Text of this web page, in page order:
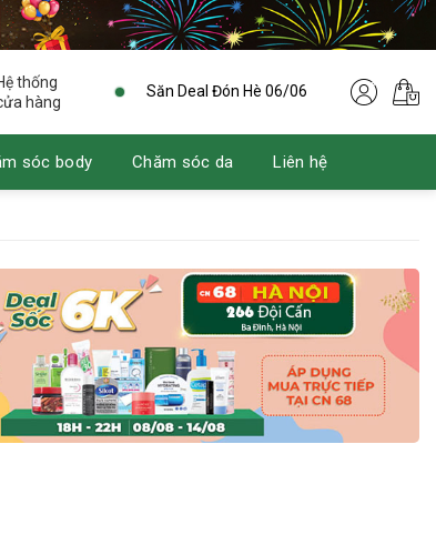
thống
hàng
Săn Deal Đón Hè 06/06
sóc body Chăm sóc da Liên hệ